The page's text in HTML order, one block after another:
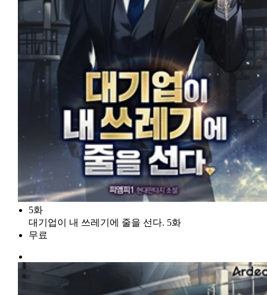
5화
대기업이 내 쓰레기에 줄을 선다. 5화
무료